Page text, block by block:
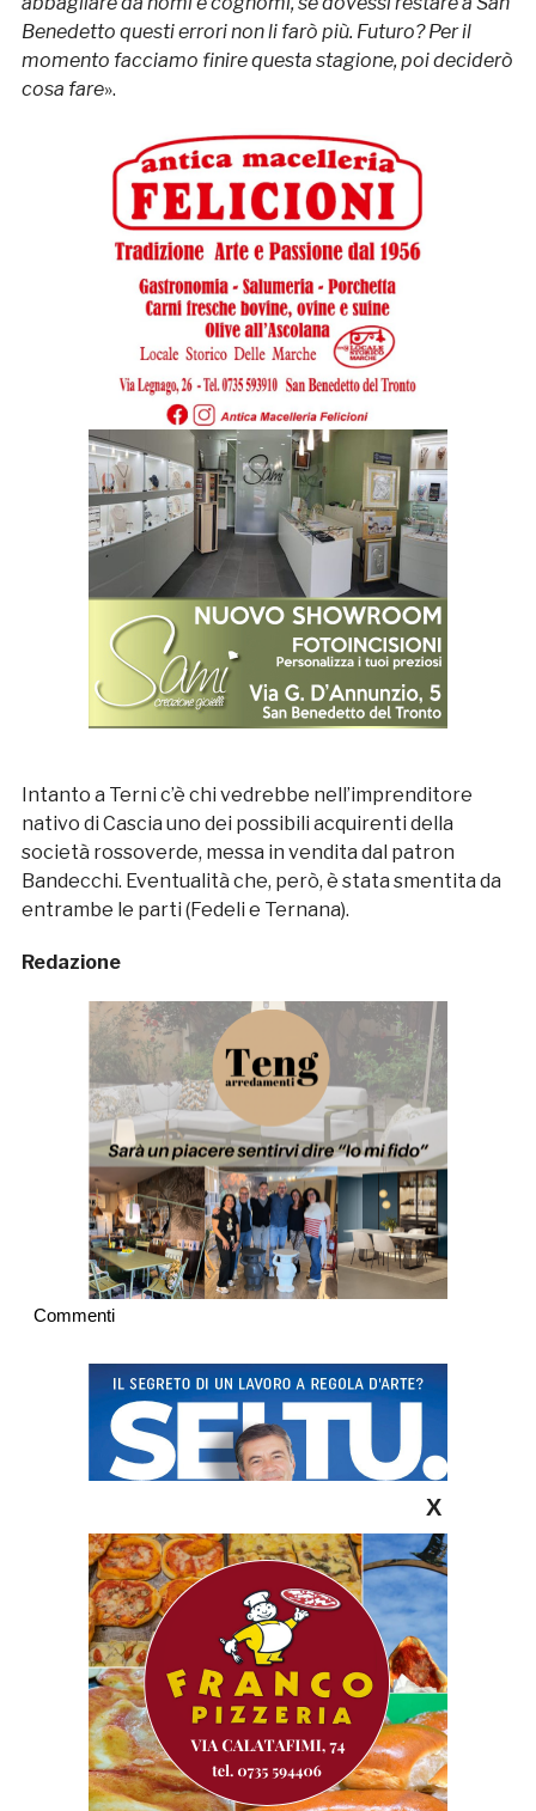
Benedetto questi errori non li farò più. Futuro? Per il
momento facciamo finire questa stagione, poi deciderò
cosa fare».
Intanto a Terni c’è chi vedrebbe nell’imprenditore
nativo di Cascia uno dei possibili acquirenti della
società rossoverde, messa in vendita dal patron
Bandecchi. Eventualità che, però, è stata smentita da
entrambe le parti (Fedeli e Ternana).
Redazione
Commenti
X